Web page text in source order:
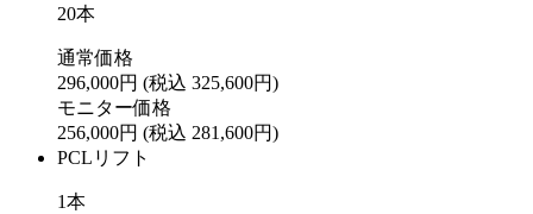
20本
通常価格
296,000円 (税込 325,600円)
モニター価格
256,000円 (税込 281,600円)
PCLリフト
1本